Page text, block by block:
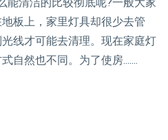
板上，家里灯具却很少去管
线才可能去清理。现在家庭灯
自然也不同。为了使房.......